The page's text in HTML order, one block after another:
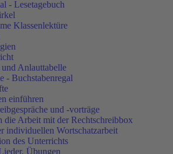
- Lesetagebuch
Klassenlektüre
und Anlauttabelle
- Buchstabenregal
einführen
und -vorträge
die Arbeit mit der Rechtschreibbox
individuellen Wortschatzarbeit
des Unterrichts
Übungen